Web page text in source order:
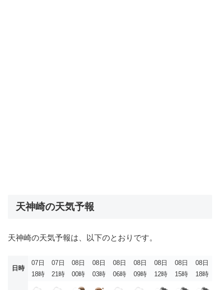
天神崎の天気予報
天神崎の天気予報は、以下のとおりです。
日時
07日
18時
07日
21時
08日
00時
08日
03時
08日
06時
08日
09時
08日
12時
08日
15時
08日
18時